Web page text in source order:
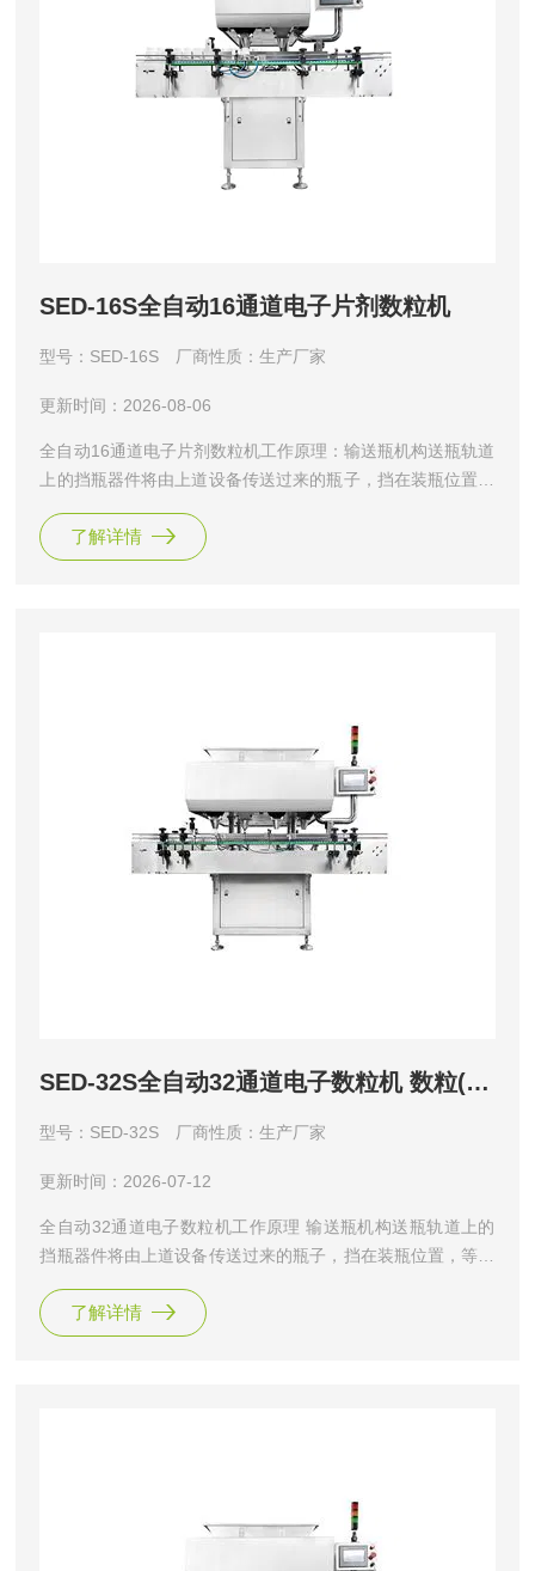
SED-16S全自动16通道电子片剂数粒机
型号：SED-16S 厂商性质：生产厂家
更新时间：2026-08-06
全自动16通道电子片剂数粒机工作原理：输送瓶机构送瓶轨道
上的挡瓶器件将由上道设备传送过来的瓶子，挡在装瓶位置，
药仓上装有计数光电传感器，落入药仓的药品经光电计数传感
器定量计数后装入装瓶位置的瓶中。
了解详情
SED-32S全自动32通道电子数粒机 数粒(片)机
型号：SED-32S 厂商性质：生产厂家
更新时间：2026-07-12
全自动32通道电子数粒机工作原理 输送瓶机构送瓶轨道上的
挡瓶器件将由上道设备传送过来的瓶子，挡在装瓶位置，等待
上装有计数光电传感器，落入药仓的药品经光电计数传感器定
量计数后装入装瓶位置的瓶中
了解详情